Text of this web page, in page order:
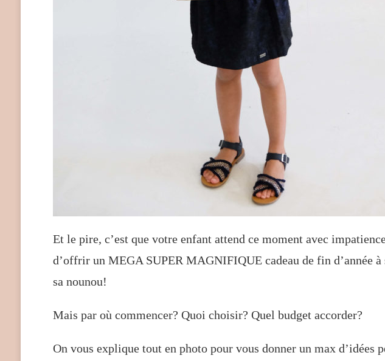
Et le pire, c’est que votre enfant attend ce moment avec
d’offrir un MEGA SUPER MAGNIFIQUE cadeau de fin d’année à
sa nounou!
Mais par où commencer? Quoi choisir? Quel budget accorder?
On vous explique tout en photo pour vous donner un max d’idées